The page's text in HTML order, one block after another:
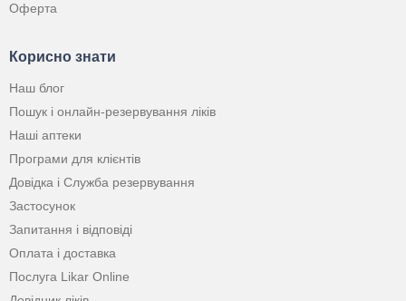
Оферта
Корисно знати
Наш блог
Пошук і онлайн-резервування ліків
Наші аптеки
Програми для клієнтів
Довідка і Служба резервування
Застосунок
Запитання і відповіді
Оплата і доставка
Послуга Likar Online